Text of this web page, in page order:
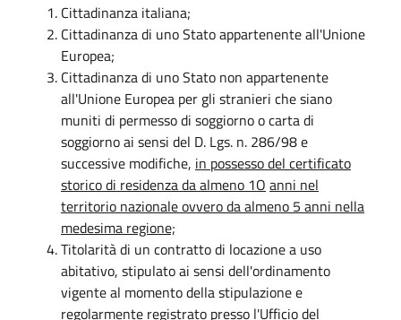
Cittadinanza italiana;
Cittadinanza di uno Stato appartenente all'Unione
Europea;
Cittadinanza di uno Stato non appartenente
all'Unione Europea per gli stranieri che siano
muniti di permesso di soggiorno o carta di
soggiorno ai sensi del D. Lgs. n. 286/98 e
successive modifiche, in possesso del certificato
storico di residenza da almeno 1O anni nel
territorio nazionale ovvero da almeno 5 anni nella
medesima regione;
Titolarità di un contratto di locazione a uso
abitativo, stipulato ai sensi dell'ordinamento
vigente al momento della stipulazione e
regolarmente registrato presso l'Ufficio del